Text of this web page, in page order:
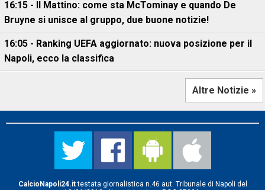
16:15 - Il Mattino: come sta McTominay e quando De
Bruyne si unisce al gruppo, due buone notizie!
16:05 - Ranking UEFA aggiornato: nuova posizione per il
Napoli, ecco la classifica
Altre Notizie »
CalcioNapoli24.ittestata giornalistica n.46 aut. Tribunale di Napoli del